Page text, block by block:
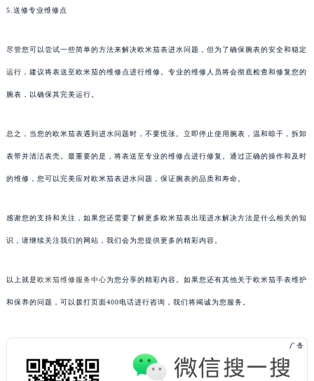
5.送修专业维修点
尽管您可以尝试一些简单的方法来解决欧米茄表进水问题，但为了确保腕表的安全和稳定
运行，建议将表送至欧米茄的维修点进行维修。专业的维修人员将会彻底检查和修复您的
腕表，以确保其完美运行。
总之，当您的欧米茄表遇到进水问题时，不要慌张。立即停止使用腕表，温和晾干，拆卸
表带并清洁表壳。最重要的是，将表送至专业的维修点进行修复。通过正确的操作和及时
的维修，您可以完美应对欧米茄表进水问题，保证腕表的品质和寿命。
感谢您的支持和关注，如果您还需要了解更多欧米茄表出现进水解决方法是什么相关的知
识，请继续关注我们的网站，我们会为您提供更多的精彩内容。
以上就是欧米茄维修服务中心为您分享的精彩内容。如果您还有其他关于欧米茄手表维护
和保养的问题，可以拨打页面400电话进行咨询，我们将竭诚为您服务。